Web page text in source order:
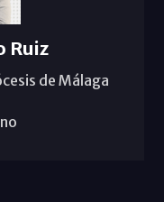
Ruiz
de Málaga